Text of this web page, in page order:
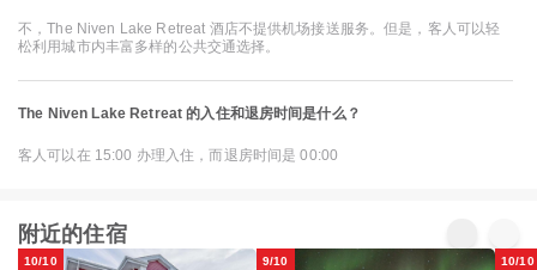
不，The Niven Lake Retreat 酒店不提供机场接送服务。但是，客人可以轻
松利用城市内丰富多样的公共交通选择。
The Niven Lake Retreat 的入住和退房时间是什么？
客人可以在 15:00 办理入住，而退房时间是 00:00
附近的住宿
10/10 9/10 10/10